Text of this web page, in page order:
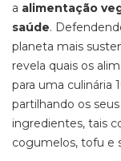
a alimentação
saúde.
planeta mais
revela quais os
para uma culinária
partilhando os
ingredientes, tais
cogumelos, tofu e